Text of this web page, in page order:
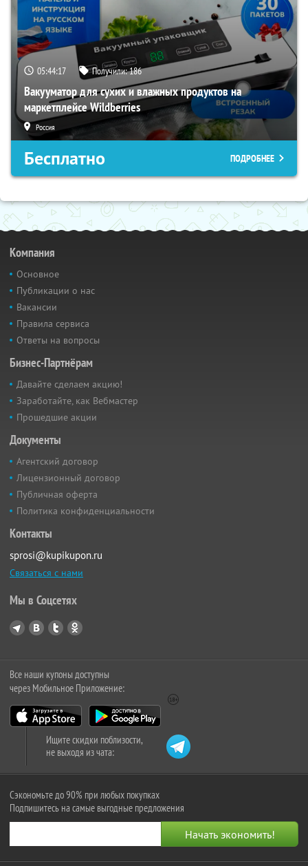
05:44:16 Получили:186
Вакууматор для сухих и влажных продуктов на
маркетплейсе Wildberries
Россия
Бесплатно ПОДРОБНЕЕ
Компания
Основное
Публикации о нас
Вакансии
Правила сервиса
Ответы на вопросы
Бизнес-Партнёрам
Давайте сделаем акцию!
Заработайте, как Вебмастер
Прошедшие акции
Документы
Агентский договор
Лицензионный договор
Публичная оферта
Политика конфиденциальности
Контакты
sprosi@kupikupon.ru
Связаться с нами
Мы в Соцсетях
Все наши купоны доступны
через Мобильное Приложение:
Ищите скидки поблизости,
не выходя из чата:
Сэкономьте до 90% при любых покупках
Подпишитесь на самые выгодные предложения